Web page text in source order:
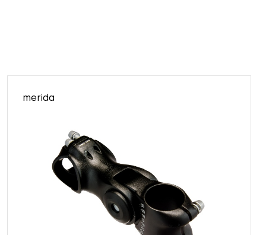
merida